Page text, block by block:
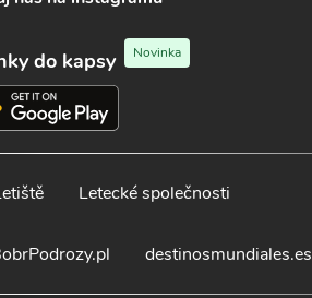
do kapsy Novinka
Letecké společnosti
destinosmundiales.es